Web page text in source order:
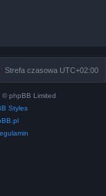
Strefa czasowa UTC+02:00
© phpBB Limited
Styles